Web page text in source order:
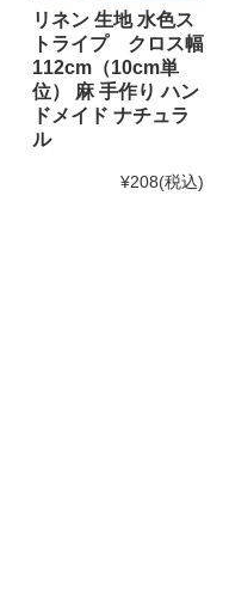
リネン 生地 水色ス
トライプ クロス幅
112cm（10cm単
位） 麻 手作り ハン
ドメイド ナチュラ
ル
¥208(税込)